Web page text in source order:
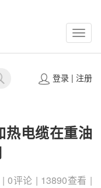
登录| 注册
热电缆在重油
0评论 | 13890查看 |